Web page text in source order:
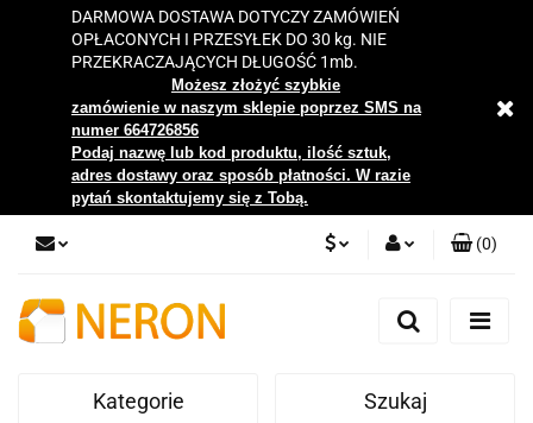
DARMOWA DOSTAWA DOTYCZY ZAMÓWIEŃ
OPŁACONYCH I PRZESYŁEK DO 30 kg. NIE
PRZEKRACZAJĄCYCH DŁUGOŚĆ 1mb.
Możesz złożyć szybkie
zamówienie w naszym sklepie poprzez SMS na
numer 664726856
Podaj nazwę lub kod produktu, ilość sztuk,
adres dostawy oraz sposób płatności. W razie
pytań skontaktujemy się z Tobą.
Zaloguj się
Zgody cookies
(0)
Kategorie Szukaj